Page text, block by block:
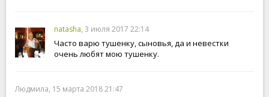
natasha, 3 июля 2017 22:14
Часто варю тушенку, сыновья, да и невестки
очень любят мою тушенку.
Людмила, 15 марта 2018 21:47